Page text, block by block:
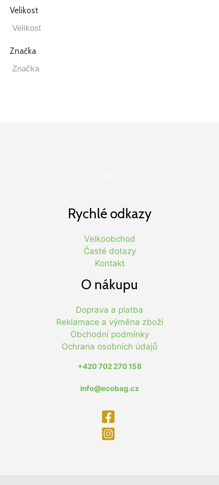
Velikost
Značka
Rychlé odkazy
Velkoobchod
Časté dotazy
Kontakt
O nákupu
Doprava a platba
Reklamace a výměna zboží
Obchodní podmínky
Ochrana osobních údajů
+420 702 270 158
info@ecobag.cz